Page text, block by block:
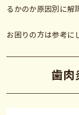
るかのか原因別に解
お困りの方は参考に
歯肉